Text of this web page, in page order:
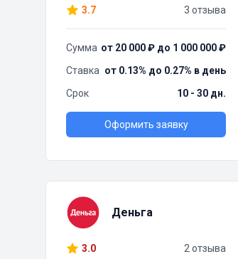
3.7 3 отзыва
Сумма от 20 000 ₽ до 1 000 000 ₽
Ставка от 0.13% до 0.27% в день
Срок
10 - 30 дн.
Оформить заявку
Деньга
3.0 2 отзыва